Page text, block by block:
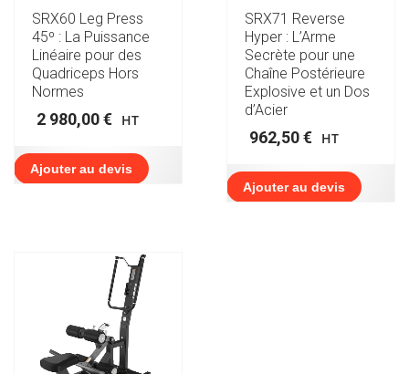
SRX60 Leg Press
45º : La Puissance
Linéaire pour des
Quadriceps Hors
Normes
2 980,00€ HT
Ajouter au devis
SRX71 Reverse
Hyper : L’Arme
Secrète pour une
Chaîne Postérieure
Explosive et un Dos
d’Acier
962,50€ HT
Ajouter au devis